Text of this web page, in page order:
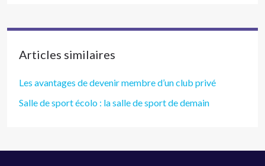
Articles similaires
Les avantages de devenir membre d’un club privé
Salle de sport écolo : la salle de sport de demain